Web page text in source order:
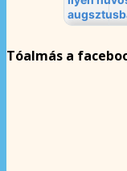
Tóalmás a